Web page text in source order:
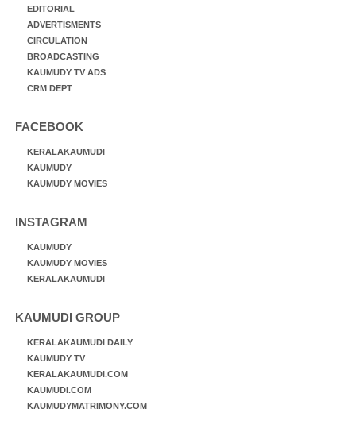
EDITORIAL
ADVERTISMENTS
CIRCULATION
BROADCASTING
KAUMUDY TV ADS
CRM DEPT
FACEBOOK
KERALAKAUMUDI
KAUMUDY
KAUMUDY MOVIES
INSTAGRAM
KAUMUDY
KAUMUDY MOVIES
KERALAKAUMUDI
KAUMUDI GROUP
KERALAKAUMUDI DAILY
KAUMUDY TV
KERALAKAUMUDI.COM
KAUMUDI.COM
KAUMUDYMATRIMONY.COM